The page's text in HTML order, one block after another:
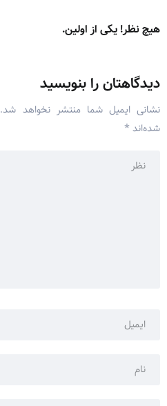
هیچ نظر! یکی از اولین.
دیدگاهتان را بنویسید
نشانی ایمیل شما منتشر نخواهد شد.
شده‌اند *